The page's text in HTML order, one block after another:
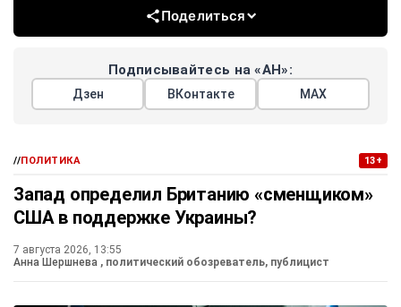
Поделиться
Подписывайтесь на «АН»:
Дзен ВКонтакте МАХ
//ПОЛИТИКА 13+
Запад определил Британию «сменщиком»
США в поддержке Украины?
7 августа 2026, 13:55
Анна Шершнева , политический обозреватель, публицист